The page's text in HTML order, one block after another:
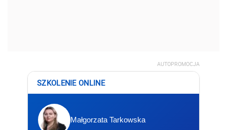
AUTOPROMOCJA
SZKOLENIE ONLINE
Małgorzata Tarkowska